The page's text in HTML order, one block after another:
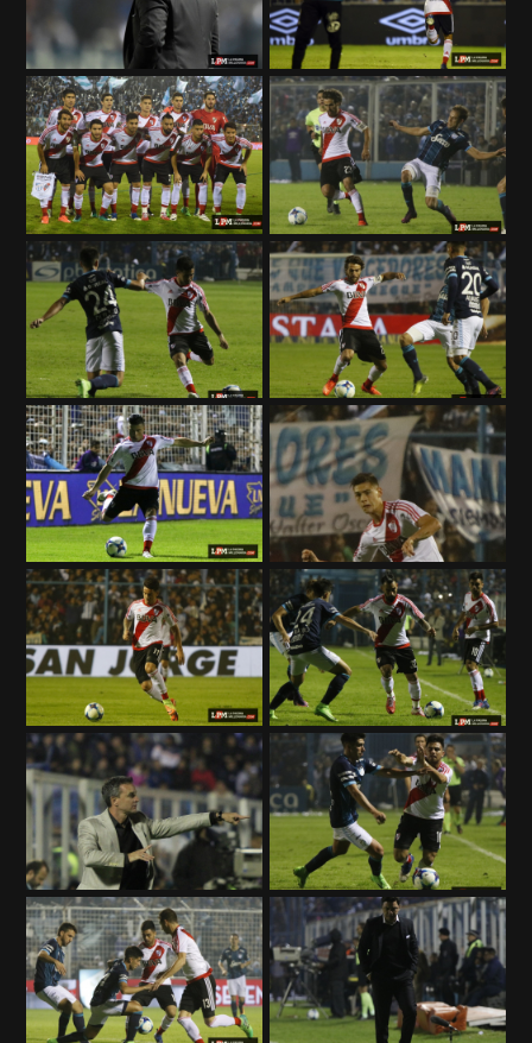
Términos y Condiciones
Políticas de Privacidad
Política Editorial
Ad Choices
La Página Millonaria, al igual que
Futbol Sites, es una compañía
perteneciente a Better Collective.
Todos los derechos reservados.
EL JUEGO COMPULSIVO ES PERJUDICIAL PARA
VOS Y TU FAMILIA, Línea gratuita de orientación al
jugador problemático: Buenos Aires Provincia
0800-444-4000, Buenos Aires Ciudad 0800-666-
6006
La aceptación de una de las ofertas presentadas en esta página
puede dar lugar a un pago aLa Página Millonaria. Este pago puede
influir en cómo y dónde aparecen los operadores de juego en la
página y en el orden en que aparecen, pero no influye en nuestras
evaluaciones.
EL JUGAR COMPULSIVAMENTE ES PERJUDICIAL PARA LA SALUD.